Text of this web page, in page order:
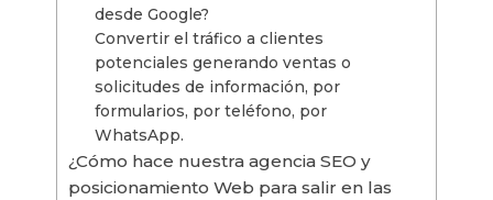
desde Google?
Convertir el tráfico a clientes
potenciales generando ventas o
solicitudes de información, por
formularios, por teléfono, por
WhatsApp.
¿Cómo hace nuestra agencia SEO y
posicionamiento Web para salir en las